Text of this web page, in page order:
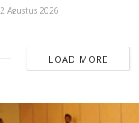
2 Agustus 2026
LOAD MORE